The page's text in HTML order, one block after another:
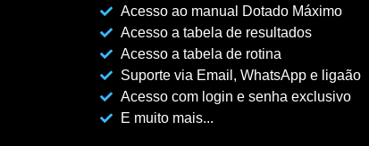
Acesso ao manual Dotado Máximo
Acesso a tabela de resultados
Acesso a tabela de rotina
Suporte via Email, WhatsApp e ligaão
Acesso com login e senha exclusivo
E muito mais...